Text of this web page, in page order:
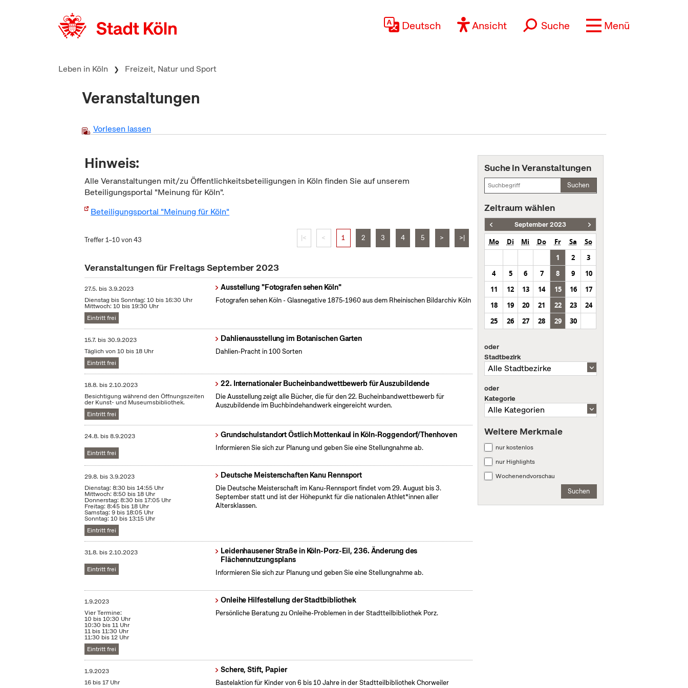
Deutsch Ansicht Suche Menü
Leben in Köln Freizeit, Natur und Sport
Veranstaltungen
Vorlesen lassen
Hinweis:
Alle Veranstaltungen mit/zu Öffentlichkeitsbeteiligungen in Köln finden Sie auf unserem
Beteiligungsportal "Meinung für Köln".
Beteiligungsportal "Meinung für Köln"
Treffer 1–10 von 43 |< < 1 2 3 4 5 > >|
Veranstaltungen für Freitags September 2023
27.5. bis3.9.2023
Dienstag bis Sonntag: 10 bis 16:30 Uhr
Mittwoch: 10 bis 19:30 Uhr
Eintritt frei
Ausstellung "Fotografen sehen Köln"
Fotografen sehen Köln - Glasnegative 1875-1960 aus dem Rheinischen Bildarchiv Köln
15.7. bis30.9.2023
Täglich von 10 bis 18 Uhr
Eintritt frei
Dahlienausstellung im Botanischen Garten
Dahlien-Pracht in 100 Sorten
18.8. bis2.10.2023
Besichtigung während den Öffnungszeiten
der Kunst- und Museumsbibliothek.
Eintritt frei
22. Internationaler Bucheinbandwettbewerb für Auszubildende
Die Ausstellung zeigt alle Bücher, die für den 22. Bucheinbandwettbewerb für
Auszubildende im Buchbindehandwerk eingereicht wurden.
24.8. bis8.9.2023
Eintritt frei
Grundschulstandort Östlich Mottenkaul in Köln-Roggendorf/Thenhoven
Informieren Sie sich zur Planung und geben Sie eine Stellungnahme ab.
29.8. bis3.9.2023
Dienstag: 8:30 bis 14:55 Uhr
Mittwoch: 8:50 bis 18 Uhr
Donnerstag: 8:30 bis 17:05 Uhr
Freitag: 8:45 bis 18 Uhr
Samstag: 9 bis 18:05 Uhr
Sonntag: 10 bis 13:15 Uhr
Eintritt frei
Deutsche Meisterschaften Kanu Rennsport
Die Deutsche Meisterschaft im Kanu-Rennsport findet vom 29. August bis 3.
September statt und ist der Höhepunkt für die nationalen Athlet*innen aller
Altersklassen.
31.8. bis2.10.2023
Eintritt frei
Leidenhausener Straße in Köln-Porz-Eil, 236. Änderung des
Flächennutzungsplans
Informieren Sie sich zur Planung und geben Sie eine Stellungnahme ab.
1.9.2023
Vier Termine:
10 bis 10:30 Uhr
10:30 bis 11 Uhr
11 bis 11:30 Uhr
11:30 bis 12 Uhr
Eintritt frei
Onleihe Hilfestellung der Stadtbibliothek
Persönliche Beratung zu Onleihe-Problemen in der Stadtteilbibliothek Porz.
1.9.2023
16 bis 17 Uhr
Schere, Stift, Papier
Bastelaktion für Kinder von 6 bis 10 Jahre in der Stadtteilbibliothek Chorweiler
Suche in Veranstaltungen
Suchen
Zeitraum wählen
September 2023
Mo Di Mi Do Fr Sa
So
1
2
3
4
5 6 7 8 9
10
11
12 13 14 15 16
17
18
19 20 21 22 23
24
25
26 27 28 29 30
oder
Stadtbezirk
oder
Kategorie
Weitere Merkmale
nur kostenlos
nur Highlights
Wochenendvorschau
Suchen